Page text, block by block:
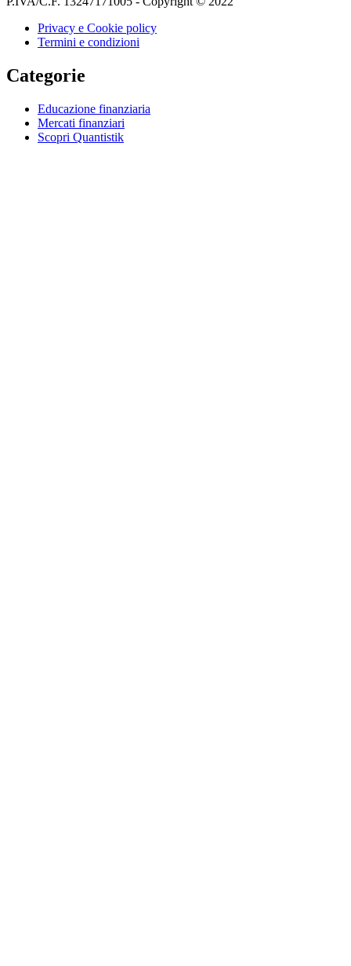
Privacy e Cookie policy
Termini e condizioni
Categorie
Educazione finanziaria
Mercati finanziari
Scopri Quantistik